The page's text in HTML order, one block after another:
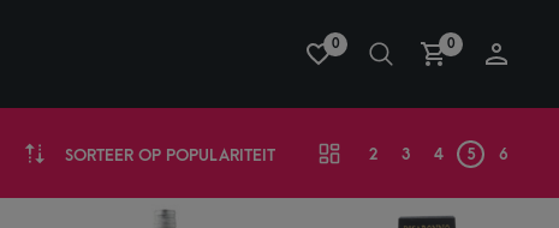
0 0
SORTEER OP POPULARITEIT 2 3 4 5 6